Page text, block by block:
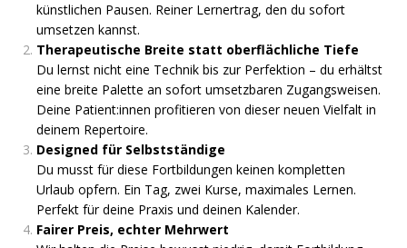
künstlichen Pausen. Reiner Lernertrag, den du sofort
umsetzen kannst.
Therapeutische Breite statt oberflächliche Tiefe
Du lernst nicht eine Technik bis zur Perfektion – du erhältst
eine breite Palette an sofort umsetzbaren Zugangsweisen.
Deine Patient:innen profitieren von dieser neuen Vielfalt in
deinem Repertoire.
Designed für Selbstständige
Du musst für diese Fortbildungen keinen kompletten
Urlaub opfern. Ein Tag, zwei Kurse, maximales Lernen.
Perfekt für deine Praxis und deinen Kalender.
Fairer Preis, echter Mehrwert